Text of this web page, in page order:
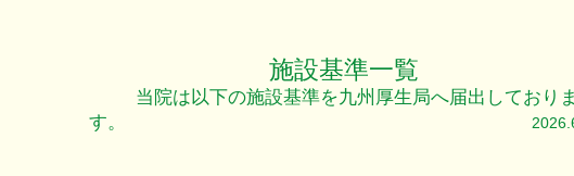
​施設基準一覧
​当院は以下の施設基準を九州厚生局へ届出しておりま
す。